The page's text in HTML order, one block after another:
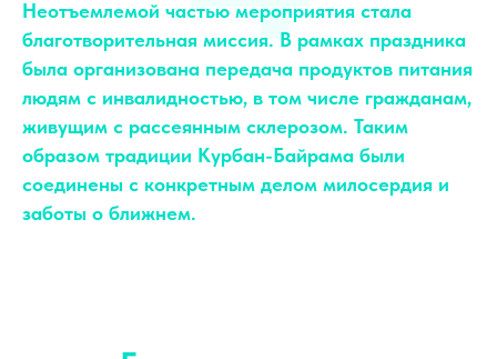
Неотъемлемой частью мероприятия стала
благотворительная миссия. В рамках праздника
была организована передача продуктов питания
людям с инвалидностью, в том числе гражданам,
живущим с рассеянным склерозом. Таким
образом традиции Курбан-Байрама были
соединены с конкретным делом милосердия и
заботы о ближнем.